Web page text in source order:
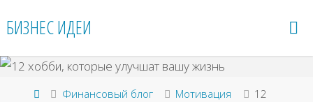
БИЗНЕС ИДЕИ
Главная
Финансовый блог Мотивация
12